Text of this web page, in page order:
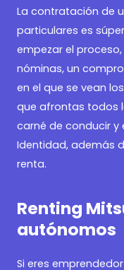
La contratación de
particulares es
empezar el
nóminas, un
en el que se vean
que afrontas todos
carné de conducir y
Identidad, además
renta.
Renting
autónomos
Si eres